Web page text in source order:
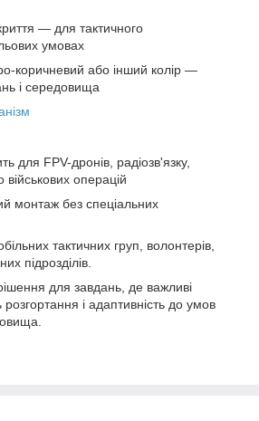
— для тактичного
умовах
коричневий або інший колір —
і середовища
для FPV-дронів, радіозв'язку,
операцій
монтаж без спеціальних
тактичних груп, волонтерів,
підрозділів.
для завдань, де важливі
розгортання і адаптивність до умов